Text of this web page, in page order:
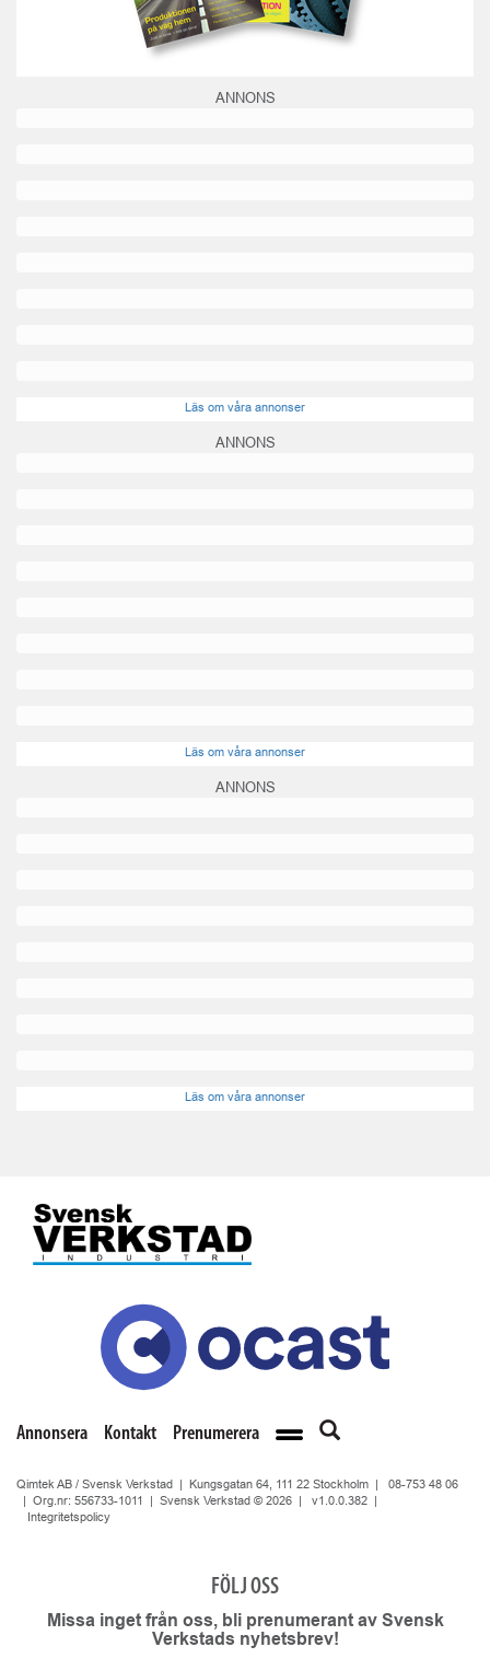
ANNONS
Läs om våra annonser
ANNONS
Läs om våra annonser
ANNONS
Läs om våra annonser
Annonsera Kontakt Prenumerera
Qimtek AB / Svensk Verkstad | Kungsgatan 64, 111 22 Stockholm | 08-753 48 06
| Org.nr: 556733-1011 | Svensk Verkstad © 2026 | v1.0.0.382
Integritetspolicy
FÖLJ OSS
Missa inget från oss, bli prenumerant av Svensk
Verkstads nyhetsbrev!